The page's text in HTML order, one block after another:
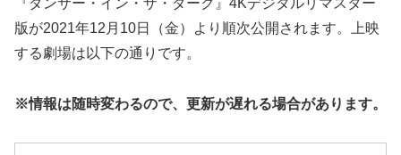
『ダンサー・イン・ザ・ダーク』4Kデジタルリマスター
版が2021年12月10日（金）より順次公開されます。上映
する劇場は以下の通りです。
※情報は随時変わるので、更新が遅れる場合があります。